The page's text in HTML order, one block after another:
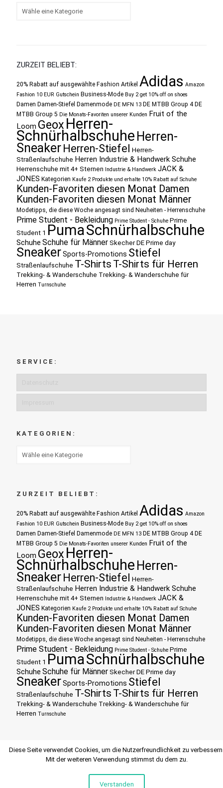
ZURZEIT BELIEBT:
20% Rabatt auf ausgewählte Fashion Artikel Adidas Amazon
Fashion 10 EUR Gutschein Business-Mode Buy 2 get 10% off on shoes
Damen Damen-Stiefel Damenmode DE MFN 13 DE MTBB Group 4 DE
MTBB Group 5 Die Monats-Favoriten unserer Kunden Fruit of the
Loom Geox Herren-
Schnürhalbschuhe Herren-
Sneaker Herren-Stiefel Herren-
Straßenlaufschuhe Herren Industrie & Handwerk Schuhe
Herrenschuhe mit 4+ Sternen Industrie & Handwerk JACK &
JONES Kategorien Kaufe 2 Produkte und erhalte 10% Rabatt auf Schuhe
Kunden-Favoriten diesen Monat Damen
Kunden-Favoriten diesen Monat Männer
Modetipps, die diese Woche angesagt sind Neuheiten - Herrenschuhe
Prime Student - Bekleidung Prime Student - Schuhe Prime
Student 1 PumaSchnürhalbschuhe
Schuhe Schuhe für Männer Skecher DE Prime day
SneakerSports-Promotions Stiefel
Straßenlaufschuhe T-Shirts T-Shirts für Herren
Trekking- & Wanderschuhe Trekking- & Wanderschuhe für
Herren Turnschuhe
SERVICE:
KATEGORIEN:
ZURZEIT BELIEBT:
20% Rabatt auf ausgewählte Fashion Artikel Adidas Amazon
Fashion 10 EUR Gutschein Business-Mode Buy 2 get 10% off on shoes
Damen Damen-Stiefel Damenmode DE MFN 13 DE MTBB Group 4 DE
MTBB Group 5 Die Monats-Favoriten unserer Kunden Fruit of the
Loom Geox Herren-
Schnürhalbschuhe Herren-
Sneaker Herren-Stiefel Herren-
Straßenlaufschuhe Herren Industrie & Handwerk Schuhe
Herrenschuhe mit 4+ Sternen Industrie & Handwerk JACK &
JONES Kategorien Kaufe 2 Produkte und erhalte 10% Rabatt auf Schuhe
Kunden-Favoriten diesen Monat Damen
Kunden-Favoriten diesen Monat Männer
Modetipps, die diese Woche angesagt sind Neuheiten - Herrenschuhe
Prime Student - Bekleidung Prime Student - Schuhe Prime
Student 1 PumaSchnürhalbschuhe
Schuhe Schuhe für Männer Skecher DE Prime day
SneakerSports-Promotions Stiefel
Straßenlaufschuhe T-Shirts T-Shirts für Herren
Trekking- & Wanderschuhe Trekking- & Wanderschuhe für
Herren Turnschuhe
Diese Seite verwendet Cookies, um die Nutzerfreundlichkeit zu
Mit der weiteren Verwendung stimmst du dem zu.
Verstanden